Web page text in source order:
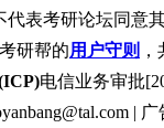
表考研论坛同意
研帮的用户守则
电信业务审批
|